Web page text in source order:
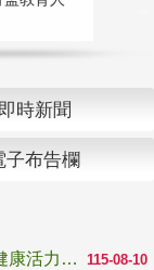
即時新聞
子布告欄
115-08-10
教育盃球類錦標賽圓滿落幕 展現教育人員健康活力與團隊精神